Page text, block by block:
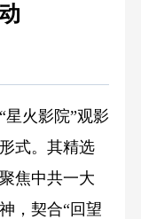
火影院”观影
式。其精选
焦中共一大
，契合“回望